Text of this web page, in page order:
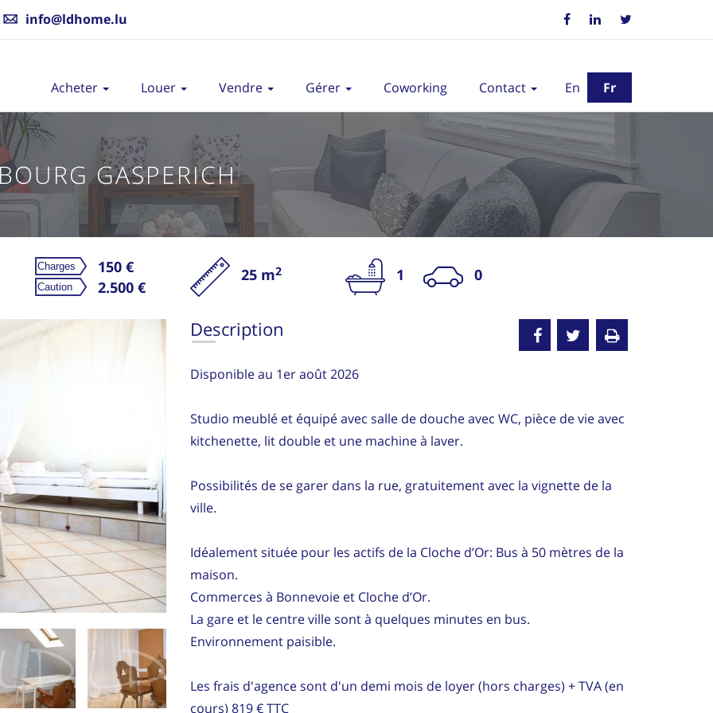
info@ldhome.lu
En Fr
Acheter Louer Vendre Gérer Coworking Contact
GASPERICH
150 €
2.500 €
25 m2 1 0
Loué
Description
Disponible au 1er août 2026
Studio meublé et équipé avec salle de douche avec WC, pièce de vie avec
kitchenette, lit double et une machine à laver.
Possibilités de se garer dans la rue, gratuitement avec la vignette de la
ville.
Idéalement située pour les actifs de la Cloche d’Or: Bus à 50 mètres de la
maison.
Commerces à Bonnevoie et Cloche d’Or.
La gare et le centre ville sont à quelques minutes en bus.
Environnement paisible.
Les frais d'agence sont d'un demi mois de loyer (hors charges) + TVA (en
cours) 819 € TTC